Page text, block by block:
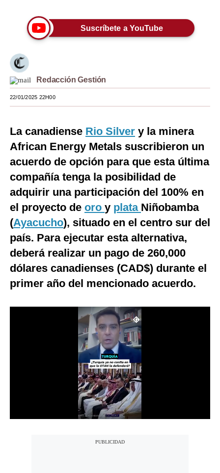
Viajes
Estilos
Mundo
EEUU
España
Internacional
Tecnología
Club del Suscriptor
Mix
G de Gestión
Notas Contratadas
Podcast
Suscríbete a YouTube
Redacción Gestión
22/01/2025 22H00
La canadiense Rio Silver y la minera
African Energy Metals suscribieron un
acuerdo de opción para que esta última
compañía tenga la posibilidad de
adquirir una participación del 100% en
el proyecto de oro y plata Niñobamba
(Ayacucho), situado en el centro sur del
país. Para ejecutar esta alternativa,
deberá realizar un pago de 260,000
dólares canadienses (CAD$) durante el
primer año del mencionado acuerdo.